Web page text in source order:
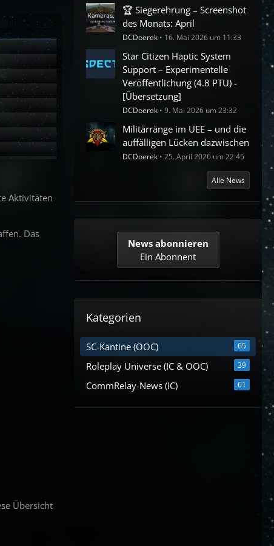
Aktivitäten
Das
Übersicht
🏆 Siegerehrung – Screenshot
des Monats: April
DCDoerek 16. Mai 2026 um 11:33
Star Citizen Haptic System
Support – Experimentelle
Veröffentlichung (4.8 PTU) -
[Übersetzung]
DCDoerek 9. Mai 2026 um 23:32
Militärränge im UEE – und die
auffälligen Lücken dazwischen
DCDoerek 25. April 2026 um 22:45
Alle News
News abonnieren
Ein Abonnent
Kategorien
SC-Kantine (OOC) 65
Roleplay Universe (IC & OOC) 39
CommRelay-News (IC) 61